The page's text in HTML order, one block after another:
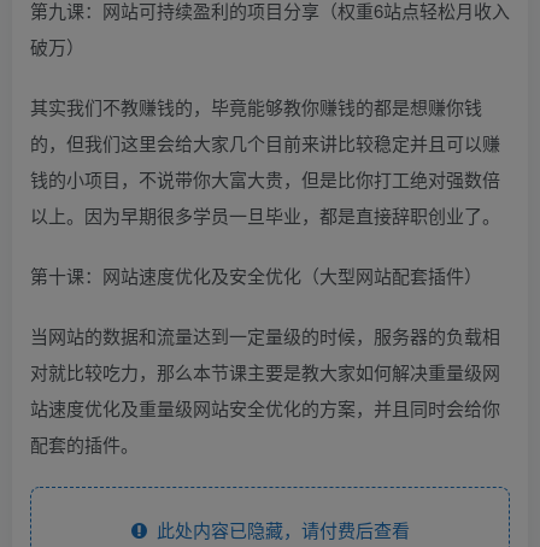
第九课：网站可持续盈利的项目分享（权重6站点轻松月收入
破万）
其实我们不教赚钱的，毕竟能够教你赚钱的都是想赚你钱
的，但我们这里会给大家几个目前来讲比较稳定并且可以赚
钱的小项目，不说带你大富大贵，但是比你打工绝对强数倍
以上。因为早期很多学员一旦毕业，都是直接辞职创业了。
第十课：网站速度优化及安全优化（大型网站配套插件）
当网站的数据和流量达到一定量级的时候，服务器的负载相
对就比较吃力，那么本节课主要是教大家如何解决重量级网
站速度优化及重量级网站安全优化的方案，并且同时会给你
配套的插件。
此处内容已隐藏，请付费后查看